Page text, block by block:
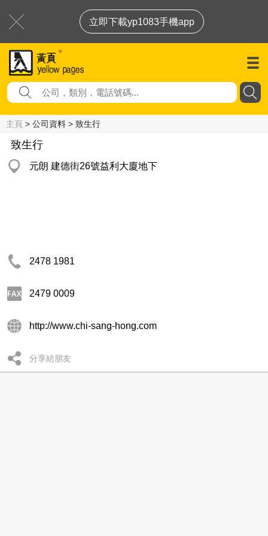
立即下載yp1083手機app
主頁 > 公司資料 > 致生行
致生行
元朗 建德街26號益利大廈地下
2478 1981
2479 0009
http://www.chi-sang-hong.com
分享給朋友